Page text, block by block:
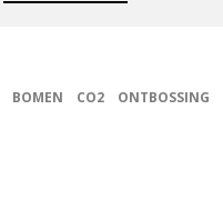
BOMEN CO2 ONTBOSSING